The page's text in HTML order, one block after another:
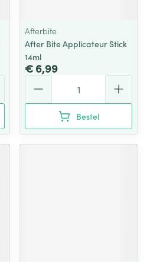
Afterbite
After Bite Applicateur Stick
14ml
€ 6,99
Bestel